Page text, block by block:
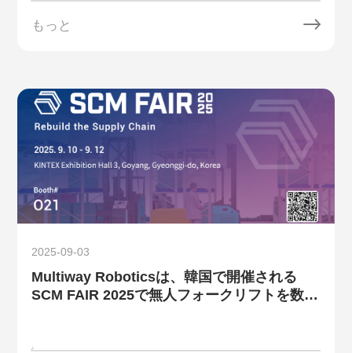
もっと
2025-09-03
Multiway Roboticsは、韓国で開催される
SCM FAIR 2025で無人フォークリフトを数台